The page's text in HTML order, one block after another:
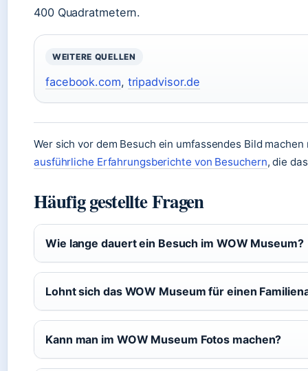
400 Quadratmetern.
WEITERE QUELLEN
facebook.com, tripadvisor.de
Wer sich vor dem Besuch ein umfassendes Bild
ausführliche Erfahrungsberichte von Besuchern, die
Häufig gestellte Fragen
Wie lange dauert ein Besuch im WOW Museum?
Lohnt sich das WOW Museum für einen
Kann man im WOW Museum Fotos machen?